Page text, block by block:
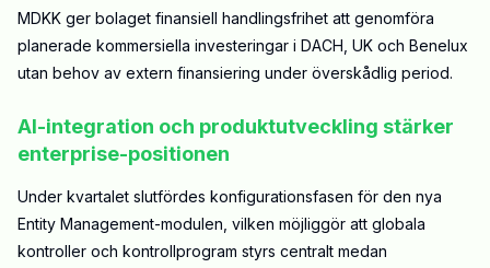
MDKK ger bolaget finansiell handlingsfrihet att genomföra
planerade kommersiella investeringar i DACH, UK och Benelux
utan behov av extern finansiering under överskådlig period.
AI-integration och produktutveckling stärker
enterprise-positionen
Under kvartalet slutfördes konfigurationsfasen för den nya
Entity Management-modulen, vilken möjliggör att globala
kontroller och kontrollprogram styrs centralt medan